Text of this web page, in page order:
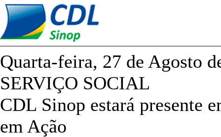
Quarta-feira, 27 de Agosto
SERVIÇO SOCIAL
CDL Sinop estará presente
em Ação